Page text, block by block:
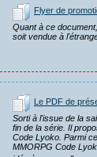
Flyer de
Quant à ce
soit vendue à
Le PDF de
Sorti à l'issue de la
fin de la série. Il
Code Lyoko. Parmi
MMORPG Code